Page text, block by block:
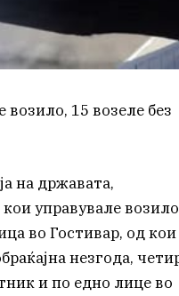
15 возеле без
на државата,
управувале возило
во Гостивар, од кои
незгода,
и по едно лице во